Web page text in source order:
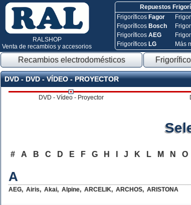
RALSHOP
Venta de recambios y accesorios
Repuestos
Frigoríficos Fagor
Frigoríficos Bosch
FrigoríficosAEG
Frigoríficos LG
Más
Recambios electrodomésticos
DVD - DVD - VÍDEO - PROYECTOR
DVD - Vídeo - Proyector
# A B C D E F G H J K L M N O
A
AEG, Airis, Akai, Alpine, ARCELIK, ARCHOS, ARISTONA